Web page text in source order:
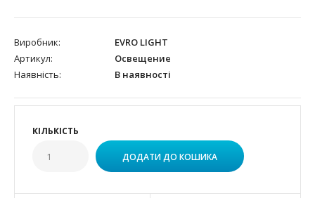
Виробник:
EVRO LIGHT
Артикул:
Освещение
Наявність:
В наявності
КІЛЬКІСТЬ